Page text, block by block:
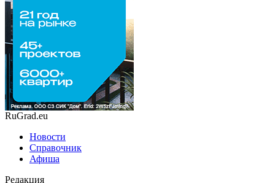
RuGrad.eu
Новости
Справочник
Афиша
Редакция